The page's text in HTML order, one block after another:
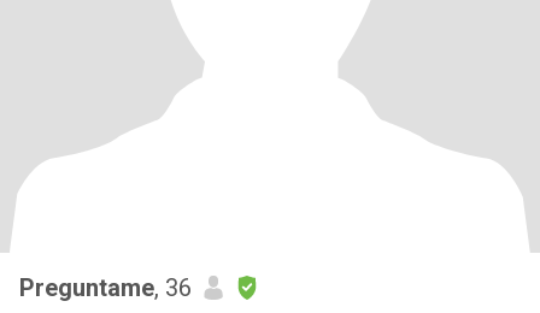
Preguntame, 36